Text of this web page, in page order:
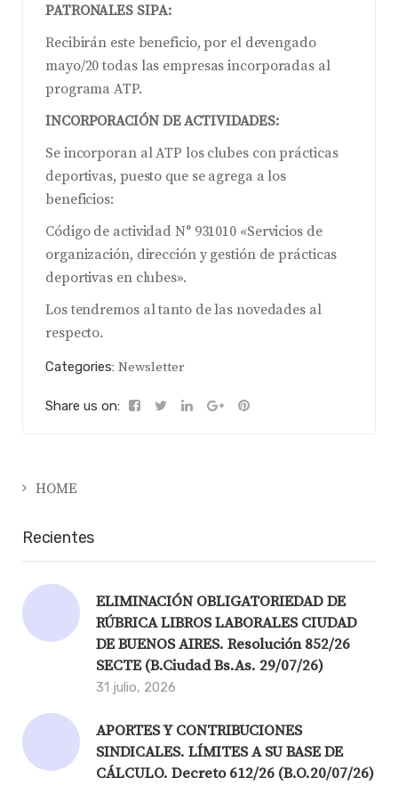
PATRONALES SIPA:
Recibirán este beneficio, por el devengado
mayo/20 todas las empresas incorporadas al
programa ATP.
INCORPORACIÓN DE ACTIVIDADES:
Se incorporan al ATP los clubes con prácticas
deportivas, puesto que se agrega a los
beneficios:
Código de actividad N° 931010 «Servicios de
organización, dirección y gestión de prácticas
deportivas en clubes».
Los tendremos al tanto de las novedades al
respecto.
Categories: Newsletter
Share us on:
HOME
Recientes
ELIMINACIÓN OBLIGATORIEDAD DE
RÚBRICA LIBROS LABORALES CIUDAD
DE BUENOS AIRES. Resolución 852/26
SECTE (B.Ciudad Bs.As. 29/07/26)
31 julio, 2026
APORTES Y CONTRIBUCIONES
SINDICALES. LÍMITES A SU BASE DE
CÁLCULO. Decreto 612/26 (B.O.20/07/26)